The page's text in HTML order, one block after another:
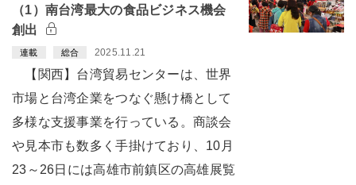
（1）南台湾最大の食品ビジネス機会
創出
連載 総合 2025.11.21
【関西】台湾貿易センターは、世界
市場と台湾企業をつなぐ懸け橋として
多様な支援事業を行っている。商談会
や見本市も数多く手掛けており、10月
23～26日には高雄市前鎮区の高雄展覧